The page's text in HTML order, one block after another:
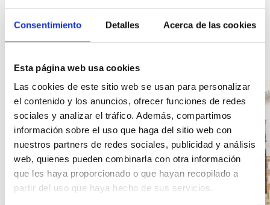
Consentimiento Detalles Acerca de las cookies
Esta página web usa cookies
Las cookies de este sitio web se usan para personalizar
el contenido y los anuncios, ofrecer funciones de redes
sociales y analizar el tráfico. Además, compartimos
información sobre el uso que haga del sitio web con
nuestros partners de redes sociales, publicidad y análisis
web, quienes pueden combinarla con otra información
que les haya proporcionado o que hayan recopilado a
partir del uso que haya hecho de sus servicios.
Gallery
of
Habitat
Dénia
accommodation.